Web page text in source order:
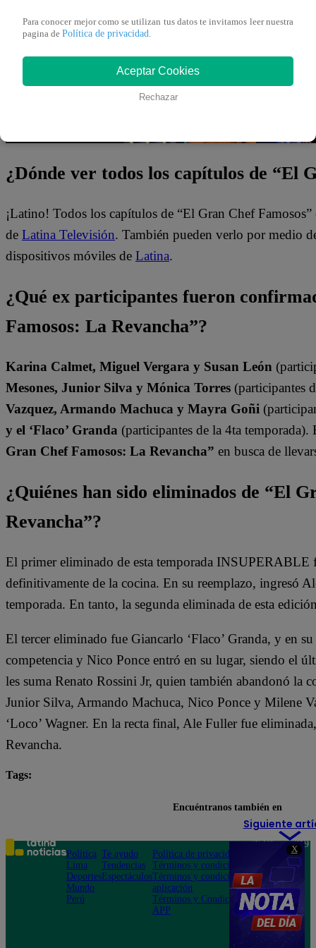
X
¿Dónde ver todos los capítulos de “El
¡Latino! Todos los capítulos de “El Gran Chef
de Latina Televisión. También pueden verlo por medio
dispositivos móviles de Latina.
¿Qué ex participantes fueron
Famosos: La Revancha”?
Karina Calmet, Miguel Vergara y Susan León
Mesones, Junior Silva y Mónica Torres (participantes
Vazquez, Armando Machuca y Mayra Goñi
y el ‘Flaco’ Granda (participantes de la 4ta temporada).
Gran Chef Famosos: La Revancha” en busca de
¿Quiénes han sido eliminados de “El
Revancha”?
El primer eliminado de esta temporada INSUPERABLE
definitivamente de la cocina. En su reemplazo, ingresó
temporada. En tanto, la segunda eliminada de esta
El tercer eliminado fue Giancarlo ‘Flaco’ Granda, y en
competencia y Nico Ponce entró en su lugar, siendo el
les suma Renato Rossini Jr, quien también abandonó la
Junior Silva, Armando Machuca, Nico Ponce y Milene
‘Loco’ Wagner. En la recta final, Ale Fuller fue
Revancha.
Tags:
Siguiente
Para conocer mejor como se utilizan tus datos te invitamos leer nuestra
pagina de Política de privacidad.
Aceptar Cookies
Rechazar
Encuéntranos también en
Política
Lima
Deportes
Mundo
Perú
Te ayudo
Tendencias
Espectáculos
Política de privacidad
Términos y condiciones
Términos y condiciones
aplicación
Términos y Condiciones
APP
Teléfono: 219
Av. San
Felipe 968
Jesús María